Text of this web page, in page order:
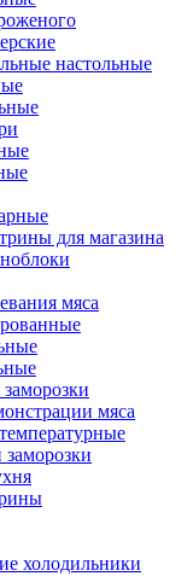
настольные
для магазина
мяса
мяса
холодильники